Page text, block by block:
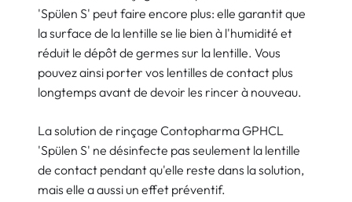
'Spülen S' peut faire encore plus: elle garantit que
la surface de la lentille se lie bien à l'humidité et
réduit le dépôt de germes sur la lentille. Vous
pouvez ainsi porter vos lentilles de contact plus
longtemps avant de devoir les rincer à nouveau.
La solution de rinçage Contopharma GPHCL
'Spülen S' ne désinfecte pas seulement la lentille
de contact pendant qu'elle reste dans la solution,
mais elle a aussi un effet préventif.